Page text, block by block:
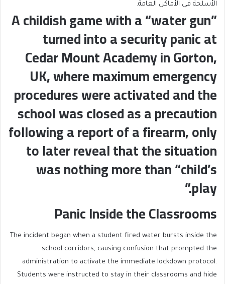
الأسلحة في الأماكن العامة.
A childish game with a “water gun”
turned into a security panic at
Cedar Mount Academy in Gorton,
UK, where maximum emergency
procedures were activated and the
school was closed as a precaution
following a report of a firearm, only
to later reveal that the situation
was nothing more than “child’s
play.”
Panic Inside the Classrooms
The incident began when a student fired water bursts inside the
school corridors, causing confusion that prompted the
administration to activate the immediate lockdown protocol.
Students were instructed to stay in their classrooms and hide